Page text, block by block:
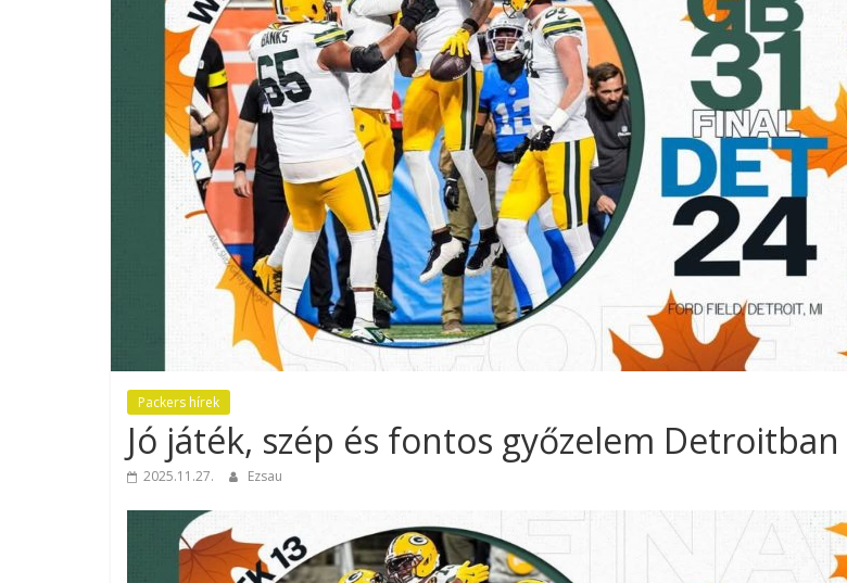
Packers hírek
Jó játék, szép és fontos győzelem Detroitban
2025.11.27. Ezsau